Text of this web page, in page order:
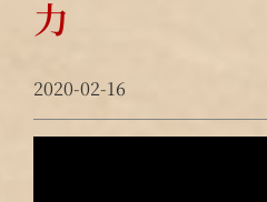
力
2020-02-16